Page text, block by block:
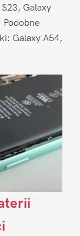
Galaxy
Podobne
Galaxy A54,